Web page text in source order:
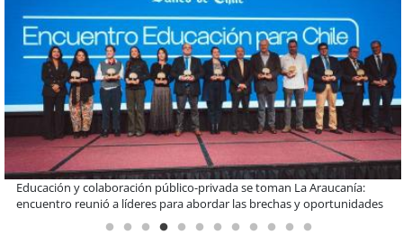
Claves para comprar electrodomésticos durante el Black Sale